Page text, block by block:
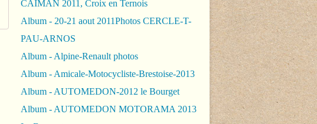
CAIMAN 2011, Croix en Ternois
Album - 20-21 aout 2011Photos CERCLE-T-
PAU-ARNOS
Album - Alpine-Renault photos
Album - Amicale-Motocycliste-Brestoise-2013
Album - AUTOMEDON-2012 le Bourget
Album - AUTOMEDON MOTORAMA 2013